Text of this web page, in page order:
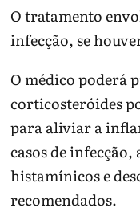
O tratamento
infecção, se
O médico poderá
corticosteróides
para aliviar a
casos de
histamínicos e
recomendados.